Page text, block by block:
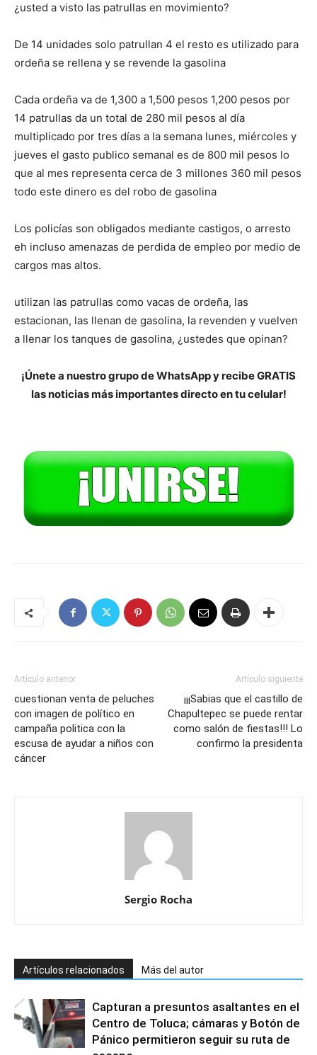
¿usted a visto las patrullas en movimiento?
De 14 unidades solo patrullan 4 el resto es utilizado para
ordeña se rellena y se revende la gasolina
Cada ordeña va de 1,300 a 1,500 pesos 1,200 pesos por
14 patrullas da un total de 280 mil pesos al día
multiplicado por tres días a la semana lunes, miércoles y
jueves el gasto publico semanal es de 800 mil pesos lo
que al mes representa cerca de 3 millones 360 mil pesos
todo este dinero es del robo de gasolina
Los policías son obligados mediante castigos, o arresto
eh incluso amenazas de perdida de empleo por medio de
cargos mas altos.
utilizan las patrullas como vacas de ordeña, las
estacionan, las llenan de gasolina, la revenden y vuelven
a llenar los tanques de gasolina, ¿ustedes que opinan?
¡Únete a nuestro grupo de WhatsApp y recibe GRATIS
las noticias más importantes directo en tu celular!
Artículo anterior
cuestionan venta de peluches
con imagen de político en
campaña politica con la
escusa de ayudar a niños con
cáncer
Artículo siguiente
¡¡¡Sabias que el castillo de
Chapultepec se puede rentar
como salón de fiestas!!! Lo
confirmo la presidenta
Sergio Rocha
Artículos relacionados Más del autor
Capturan a presuntos asaltantes en el
Centro de Toluca; cámaras y Botón de
Pánico permitieron seguir su ruta de